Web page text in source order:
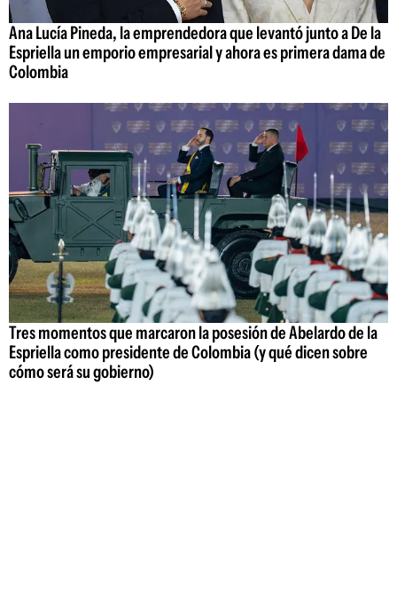
Ana Lucía Pineda, la emprendedora que levantó junto a De la
Espriella un emporio empresarial y ahora es primera dama de
Colombia
Tres momentos que marcaron la posesión de Abelardo de la
Espriella como presidente de Colombia (y qué dicen sobre
cómo será su gobierno)